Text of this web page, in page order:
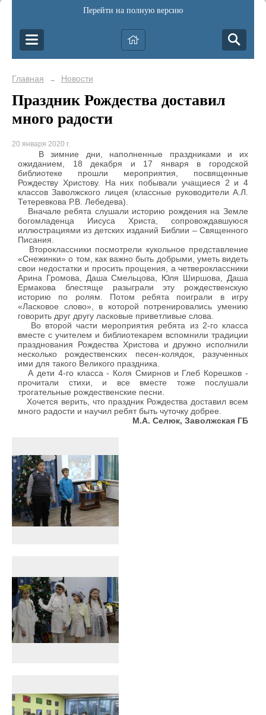
Перейти на полную версию
Главная → Новости
Праздник Рождества доставил
много радости
20 января 2020 г.
В зимние дни, наполненные праздниками и их
ожиданием, 18 декабря и 17 января в городской
библиотеке прошли мероприятия, посвященные
Рождеству Христову. На них побывали учащиеся 2 и 4
классов Заволжского лицея (классные руководители А.Л.
Тетеревкова Р.В. Лебедева).
Вначале ребята слушали историю рождения на Земле
богомладенца Иисуса Христа, сопровождавшуюся
иллюстрациями из детских изданий Библии – Священного
Писания.
Второклассники посмотрели кукольное представление
«Снежинки» о том, как важно быть добрыми, уметь видеть
свои недостатки и просить прощения, а четвероклассники
Арина Громова, Даша Смельцова, Юля Ширшова, Даша
Ермакова блестяще разыграли эту рождественскую
историю по ролям. Потом ребята поиграли в игру
«Ласковое слово», в которой потренировались умению
говорить друг другу ласковые приветливые слова.
Во второй части мероприятия ребята из 2-го класса
вместе с учителем и библиотекарем вспомнили традиции
празднования Рождества Христова и дружно исполнили
несколько рождественских песен-колядок, разученных
ими для такого Великого праздника.
А дети 4-го класса - Коля Смирнов и Глеб Корешков -
прочитали стихи, и все вместе тоже послушали
трогательные рождественские песни.
Хочется верить, что праздник Рождества доставил всем
много радости и научил ребят быть чуточку добрее.
М.А. Селюк, Заволжская ГБ